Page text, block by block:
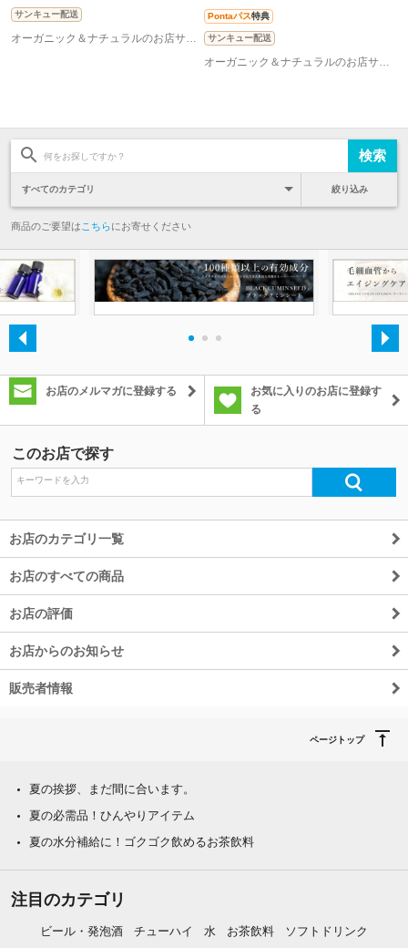
サンキュー配送
オーガニック＆ナチュラルのお店サンタローサ
Pontaパス特典
サンキュー配送
オーガニック＆ナチュラルのお店サンタローサ
絞り込み
商品のご要望は こちらにお寄せください
お店のメルマガに登録する
お気に入りのお店に登録す
る
このお店で探す
お店のカテゴリ一覧
お店のすべての商品
お店の評価
お店からのお知らせ
販売者情報
ページトップ
夏の挨拶、まだ間に合います。
夏の必需品！ひんやりアイテム
夏の水分補給に！ゴクゴク飲めるお茶飲料
注目のカテゴリ
ビール・発泡酒 チューハイ 水 お茶飲料 ソフトドリンク